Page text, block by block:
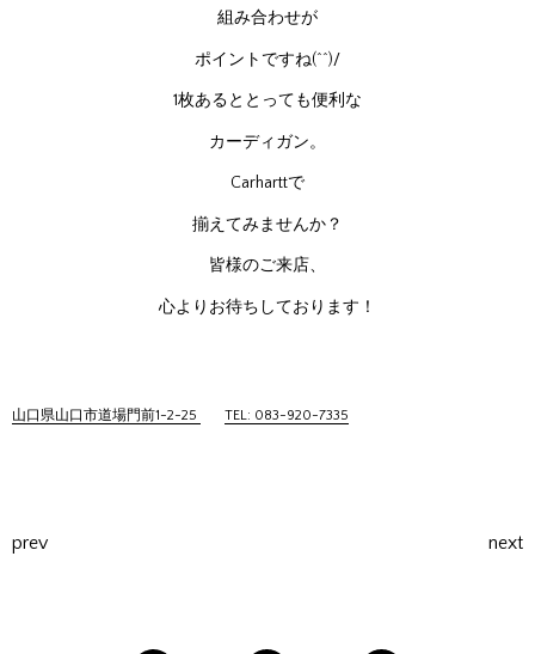
組み合わせが
ポイントですね(^^)/
1枚あるととっても便利な
カーディガン。
Carharttで
揃えてみませんか？
皆様のご来店、
心よりお待ちしております！
山口県山口市道場門前1-2-25 TEL: 083-920-7335
prev next